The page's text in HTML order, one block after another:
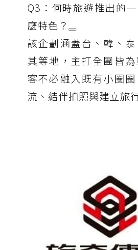
Q3：何時旅遊推出的
麼特色？
該企劃涵蓋台、韓、
其等地，主打全團皆
客不必融入既有小圈
流、結伴拍照與建立旅